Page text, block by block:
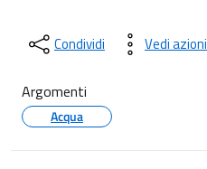
Condividi Vedi azioni
Argomenti
Acqua